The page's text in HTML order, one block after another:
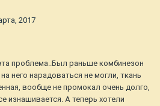
2017
проблема..Был раньше комбинезон
него нарадоваться не могли, ткань
вообще не промокал очень долго,
изнашивается. А теперь хотели